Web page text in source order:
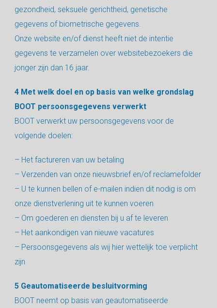
gezondheid, seksuele gerichtheid, genetische
gegevens of biometrische gegevens.
Onze website en/of dienst heeft niet de intentie
gegevens te verzamelen over websitebezoekers die
jonger zijn dan 16 jaar.
4 Met welk doel en op basis van welke grondslag
BOOT persoonsgegevens verwerkt
BOOT verwerkt uw persoonsgegevens voor de
volgende doelen:
– Het factureren van uw betaling
– Verzenden van onze nieuwsbrief en/of reclamefolder
– U te kunnen bellen of e-mailen indien dit nodig is om
onze dienstverlening uit te kunnen voeren
– Om goederen en diensten bij u af te leveren
– Het aankondigen van nieuwe vacatures
– Persoonsgegevens als wij hier wettelijk toe verplicht
zijn
5 Geautomatiseerde besluitvorming
BOOT neemt op basis van geautomatiseerde